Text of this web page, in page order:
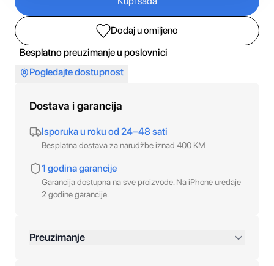
Dodaj u omiljeno
Besplatno preuzimanje u poslovnici
Pogledajte dostupnost
Dostava i garancija
Isporuka u roku od 24–48 sati
Besplatna dostava za narudžbe iznad 400 KM
1 godina garancije
Garancija dostupna na sve proizvode. Na iPhone uređaje
2 godine garancije.
Preuzimanje